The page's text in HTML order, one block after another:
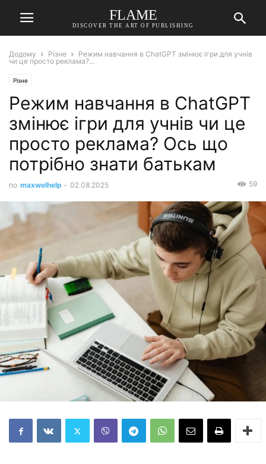
FLAME
DISCOVER THE ART OF PUBLISHING
Додому Різне
Режим навчання в ChatGPT змінює ігри для учнів
чи це просто реклама?...
Різне
Режим навчання в ChatGPT
змінює ігри для учнів чи це
просто реклама? Ось що
потрібно знати батькам
по maxwelhelp - 02.08.2025 59